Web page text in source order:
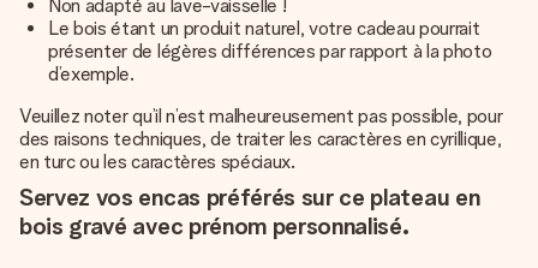
Non adapté au lave-vaisselle !
Le bois étant un produit naturel, votre cadeau pourrait
présenter de légères différences par rapport à la photo
d’exemple.
Veuillez noter qu’il n’est malheureusement pas possible, pour
des raisons techniques, de traiter les caractères en cyrillique,
en turc ou les caractères spéciaux.
Servez vos encas préférés sur ce plateau en
bois gravé avec prénom personnalisé.